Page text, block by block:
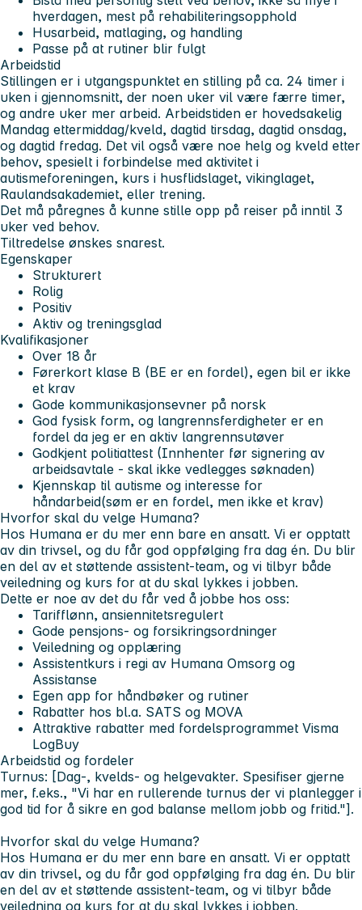
hverdagen, mest på rehabiliteringsopphold
Husarbeid, matlaging, og handling
Passe på at rutiner blir fulgt
Arbeidstid
Stillingen er i utgangspunktet en stilling på ca. 24 timer i
uken i gjennomsnitt, der noen uker vil være færre timer,
og andre uker mer arbeid. Arbeidstiden er hovedsakelig
Mandag ettermiddag/kveld, dagtid tirsdag, dagtid onsdag,
og dagtid fredag. Det vil også være noe helg og kveld etter
behov, spesielt i forbindelse med aktivitet i
autismeforeningen, kurs i husflidslaget, vikinglaget,
Raulandsakademiet, eller trening.
Det må påregnes å kunne stille opp på reiser på inntil 3
uker ved behov.
Tiltredelse ønskes snarest.
Egenskaper
Strukturert
Rolig
Positiv
Aktiv og treningsglad
Kvalifikasjoner
Over 18 år
Førerkort klase B (BE er en fordel), egen bil er ikke
et krav
Gode kommunikasjonsevner på norsk
God fysisk form, og langrennsferdigheter er en
fordel da jeg er en aktiv langrennsutøver
Godkjent politiattest (Innhenter før signering av
arbeidsavtale - skal ikke vedlegges søknaden)
Kjennskap til autisme og interesse for
håndarbeid(søm er en fordel, men ikke et krav)
Hvorfor skal du velge Humana?
Hos Humana er du mer enn bare en ansatt. Vi er opptatt
av din trivsel, og du får god oppfølging fra dag én. Du blir
en del av et støttende assistent-team, og vi tilbyr både
veiledning og kurs for at du skal lykkes i jobben.
Dette er noe av det du får ved å jobbe hos oss:
Tarifflønn, ansiennitetsregulert
Gode pensjons- og forsikringsordninger
Veiledning og opplæring
Assistentkurs i regi av Humana Omsorg og
Assistanse
Egen app for håndbøker og rutiner
Rabatter hos bl.a. SATS og MOVA
Attraktive rabatter med fordelsprogrammet Visma
LogBuy
Arbeidstid og fordeler
Turnus: [Dag-, kvelds- og helgevakter. Spesifiser gjerne
mer, f.eks., "Vi har en rullerende turnus der vi planlegger i
god tid for å sikre en god balanse mellom jobb og fritid."].
Hvorfor skal du velge Humana?
Hos Humana er du mer enn bare en ansatt. Vi er opptatt
av din trivsel, og du får god oppfølging fra dag én. Du blir
en del av et støttende assistent-team, og vi tilbyr både
veiledning og kurs for at du skal lykkes i jobben.